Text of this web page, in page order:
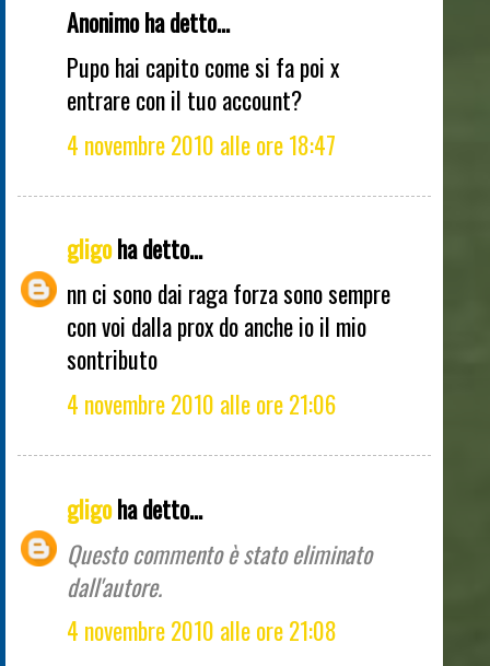
Anonimo ha detto...
Pupo hai capito come si fa poi x
entrare con il tuo account?
4 novembre 2010 alle ore 18:47
gligoha detto...
nn ci sono dai raga forza sono sempre
con voi dalla prox do anche io il mio
sontributo
4 novembre 2010 alle ore 21:06
gligoha detto...
Questo commento è stato eliminato
dall'autore.
4 novembre 2010 alle ore 21:08